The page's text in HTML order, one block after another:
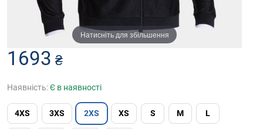
Натисніть для збільшення
1693 ₴
Наявність:Є в наявності
4XS 3XS 2XS XS S M L